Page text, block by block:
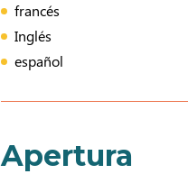
francés
Inglés
español
Apertura